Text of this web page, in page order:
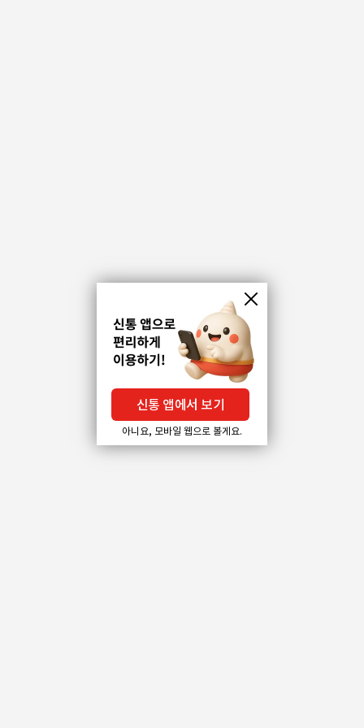
신통 앱에서 보기
아니요, 모바일 웹으로 볼게요.